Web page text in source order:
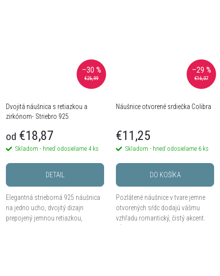
€26,99
–30 %
Dvojitá náušnica s retiazkou a
zirkónom- Striebro 925
od €18,87
Skladom - hneď odosielame 4 ks
DETAIL
Elegantná strieborná 925 náušnica
na jedno ucho, dvojitý dizajn
prepojený jemnou retiazkou,
€16,07
–29 %
Náušnice otvorené srdiečka Colibra
€11,25
Skladom - hneď odosielame 6 ks
DO KOŠÍKA
Pozlátené náušnice v tvare jemne
otvorených sŕdc dodajú vášmu
vzhľadu romantický, čistý akcent.